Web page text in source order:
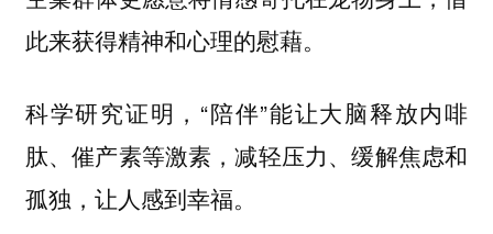
此来获得精神和心理的慰藉。
科学研究证明，“陪伴”能让大脑释放内啡
肽、催产素等激素，减轻压力、缓解焦虑和
孤独，让人感到幸福。